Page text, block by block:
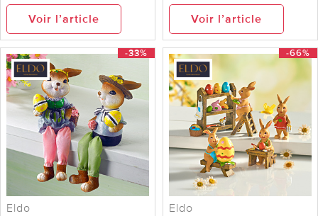
Voir l’article Voir l’article
-33%
Eldo
-66%
Eldo